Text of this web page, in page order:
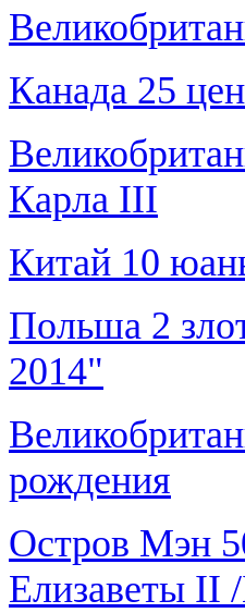
Канада 25
Карла III
Китай 10
Польша 2
2014"
рождения
Остров Мэн
Елизаветы II